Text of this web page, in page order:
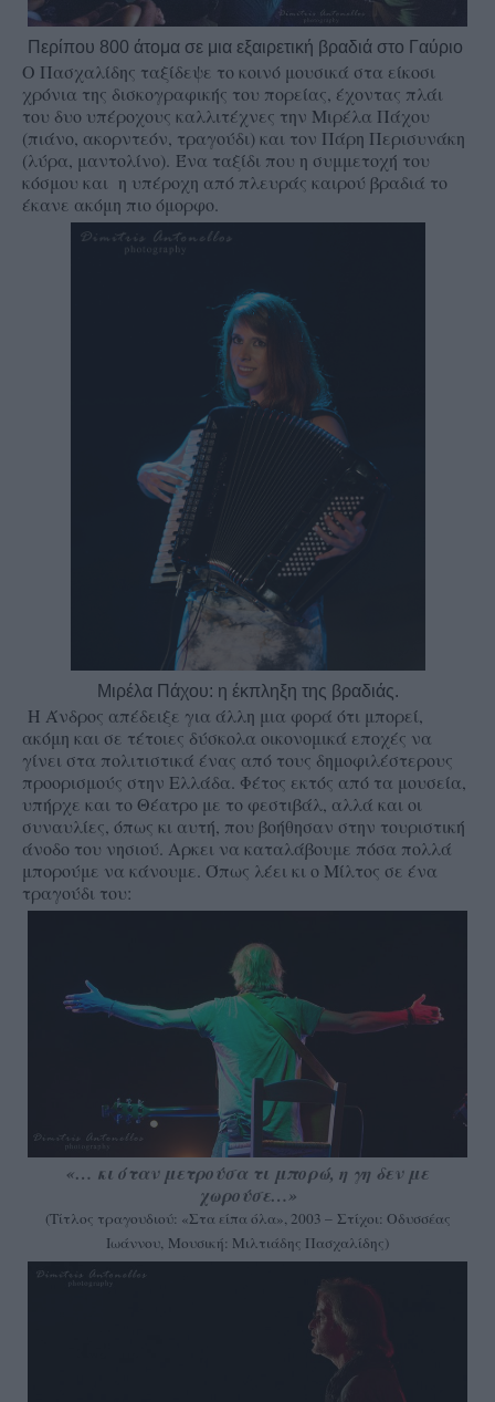
Περίπου 800 άτομα σε μια εξαιρετική βραδιά στο Γαύριο
Ο Πασχαλίδης ταξίδεψε το κοινό μουσικά στα είκοσι
χρόνια της δισκογραφικής του πορείας, έχοντας πλάι
του δυο υπέροχους καλλιτέχνες την Μιρέλα Πάχου
(πιάνο, ακορντεόν, τραγούδι) και τον Πάρη Περισυνάκη
(λύρα, μαντολίνο). Ένα ταξίδι που η συμμετοχή του
κόσμου και η υπέροχη από πλευράς καιρού βραδιά το
έκανε ακόμη πιο όμορφο.
Μιρέλα Πάχου: η έκπληξη της βραδιάς.
Η Άνδρος απέδειξε για άλλη μια φορά ότι μπορεί,
ακόμη και σε τέτοιες δύσκολα οικονομικά εποχές να
γίνει στα πολιτιστικά ένας από τους δημοφιλέστερους
προορισμούς στην Ελλάδα. Φέτος εκτός από τα μουσεία,
υπήρχε και το Θέατρο με το φεστιβάλ, αλλά και οι
συναυλίες, όπως κι αυτή, που βοήθησαν στην τουριστική
άνοδο του νησιού. Αρκει να καταλάβουμε πόσα πολλά
μπορούμε να κάνουμε. Όπως λέει κι ο Μίλτος σε ένα
τραγούδι του:
«… κι όταν μετρούσα τι μπορώ, η γη δεν με
χωρούσε…»
(Τίτλος τραγουδιού: «Στα είπα όλα», 2003 – Στίχοι: Οδυσσέας
Ιωάννου, Μουσική: Μιλτιάδης Πασχαλίδης)